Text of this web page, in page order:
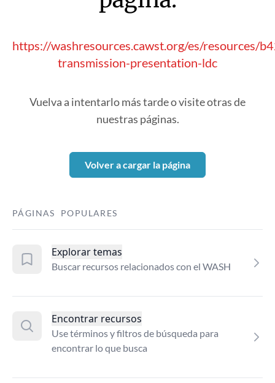
https://washresources.cawst.org/es/resources/
transmission-presentation-ldc
Vuelva a intentarlo más tarde o visite otras de
nuestras páginas.
Volver a cargar la página
PÁGINAS POPULARES
Explorar temas
Buscar recursos relacionados con el WASH
Encontrar recursos
Use términos y filtros de búsqueda para
encontrar lo que busca